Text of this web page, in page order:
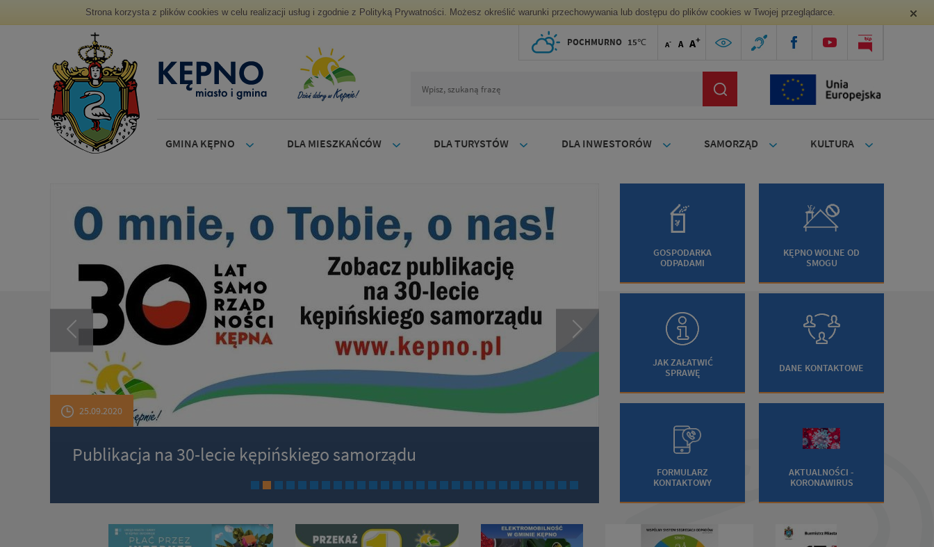
Strona korzysta z plików cookies w celu realizacji usług i zgodnie z Polityką Prywatności. Możesz określić warunki przechowywania lub dostępu do plików cookies w Twojej przeglądarce.
POCHMURNO 15℃ A- A A+
GMINA KĘPNO DLA MIESZKAŃCÓW DLA TURYSTÓW DLA INWESTORÓW SAMORZĄD KULTURA
25.09.2020
Publikacja na 30-lecie kępińskiego samorządu
GOSPODARKA
ODPADAMI
KĘPNO WOLNE OD
SMOGU
JAK ZAŁATWIĆ
SPRAWĘ
DANE KONTAKTOWE
FORMULARZ
KONTAKTOWY
AKTUALNOŚCI -
KORONAWIRUS